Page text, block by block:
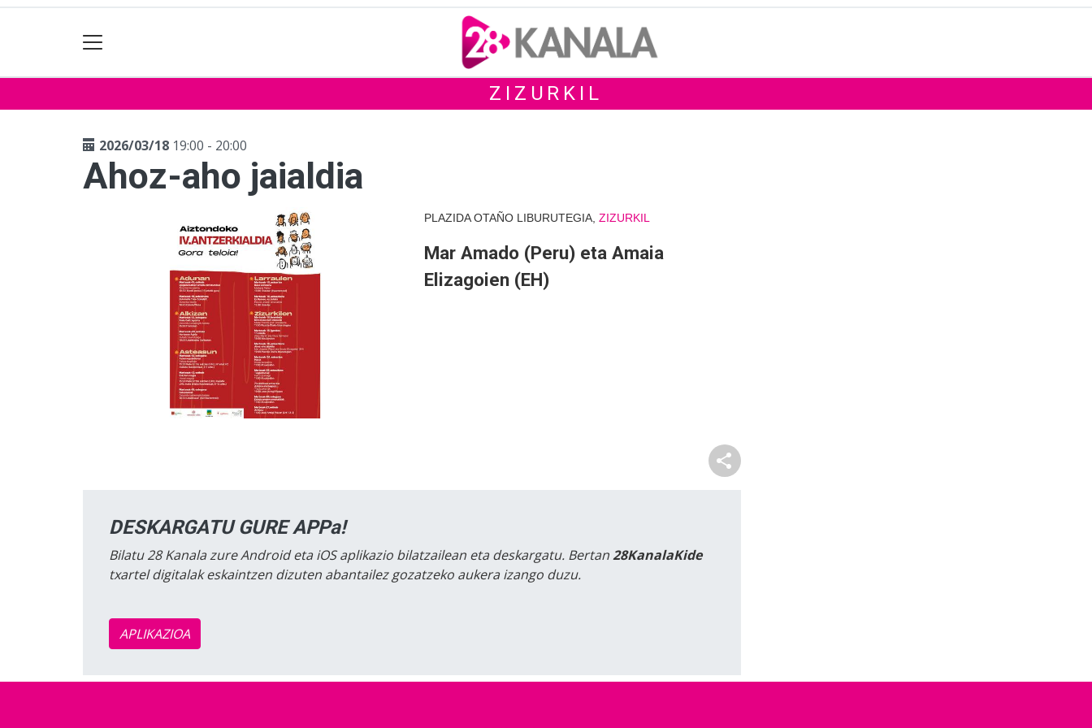
ZIZURKIL
2026/03/18 19:00 - 20:00
Ahoz-aho jaialdia
PLAZIDA OTAÑO LIBURUTEGIA, ZIZURKIL
Mar Amado (Peru) eta Amaia
Elizagoien (EH)
DESKARGATU GURE APPa!
Bilatu 28 Kanala zure Android eta iOS aplikazio bilatzailean eta deskargatu. Bertan28KanalaKide
txartel digitalak eskaintzen dizuten abantailez gozatzeko aukera izango duzu.
APLIKAZIOA